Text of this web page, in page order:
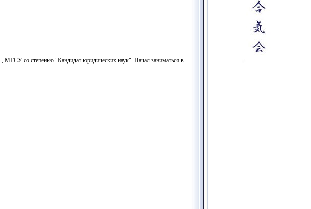
со степенью "Кандидат юридических наук". Начал заниматься в